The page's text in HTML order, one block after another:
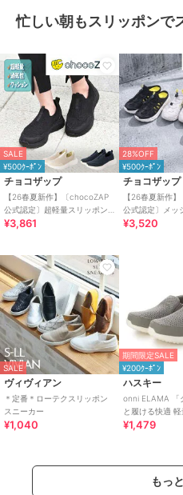
忙しい朝もスリッポンで
SALE
¥500ｸｰﾎﾟﾝ
チョコザップ
【26春夏新作】〔chocoZAP
公式認定〕超軽量スリッポン
スニーカー
¥3,861
28%OFF
¥500ｸｰﾎﾟﾝ
チョコザップ
【26春夏新作
公式認定〕メッ
ン スニーカーサ
¥3,520
SALE
ヴィヴィアン
＊定番＊ローテクスリッポン
スニーカー
¥1,040
期間限定SALE
¥200ｸｰﾎﾟﾝ
ハスキー
onni ELAMA 「
と履ける快適 軽
ジュアルスリッ
¥1,479
もっ